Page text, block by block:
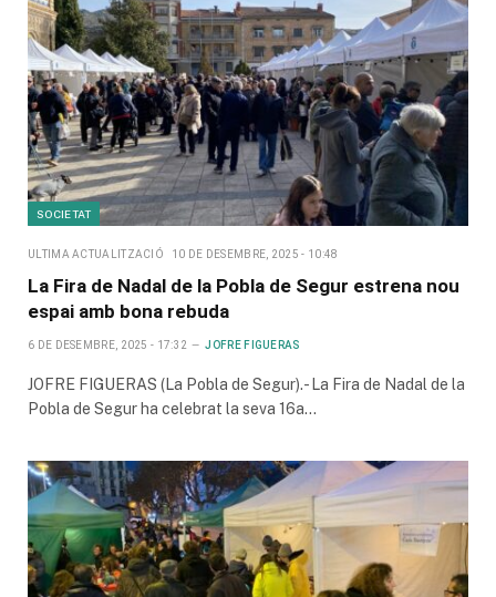
SOCIETAT
ULTIMA ACTUALITZACIÓ 10 DE DESEMBRE, 2025 - 10:48
La Fira de Nadal de la Pobla de Segur estrena nou
espai amb bona rebuda
6 DE DESEMBRE, 2025 - 17:32 JOFRE FIGUERAS
JOFRE FIGUERAS (La Pobla de Segur).- La Fira de Nadal de la
Pobla de Segur ha celebrat la seva 16a…